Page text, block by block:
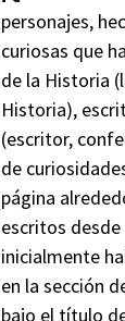
personajes,
curiosas que
de la Historia
Historia),
(escritor,
de
página
escritos desde
inicialmente
en la sección
bajo el título